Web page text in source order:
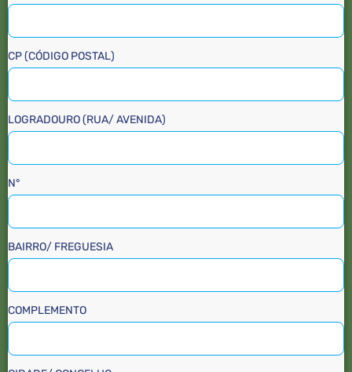
CP (CÓDIGO POSTAL)
LOGRADOURO (RUA/ AVENIDA)
N°
BAIRRO/ FREGUESIA
COMPLEMENTO